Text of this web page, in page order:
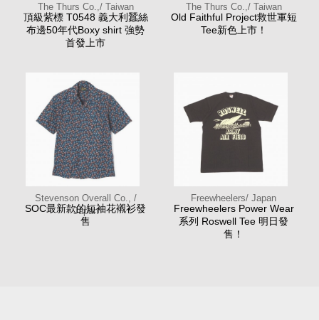
The Thurs Co.,/ Taiwan
頂級紫標 T0548 義大利蠶絲
布邊50年代Boxy shirt 強勢
首發上市
The Thurs Co.,/ Taiwan
Old Faithful Project救世軍短
Tee新色上市！
Stevenson Overall Co., /
Japan
SOC最新款的短袖花襯衫發
售
Freewheelers/ Japan
Freewheelers Power Wear
系列 Roswell Tee 明日發
售！